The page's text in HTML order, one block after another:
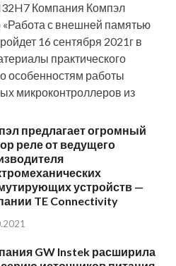
Компания Компэл
с внешней памятью
16 сентября 2021г в
практического
особенностям работы
микроконтроллеров из
предлагает огромный
реле от ведущего
устройств —
TE Connectivity
GW Instek расширила